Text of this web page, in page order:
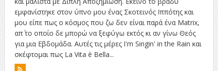
εμφανίστηκε στον ύπνο μου ένας Σκοτεινός Ιππότης και
μου είπε πως ο κόσμος που ζω δεν είναι παρά ένα Matrix,
απ΄ το οποίο δε μπορώ να ξεφύγω εκτός κι αν γίνω Θεός
για μια Εβδομάδα. Αυτές τις μέρες I'm Singin' in the Rain και
σκέφτομαι πως La Vita è Bella...